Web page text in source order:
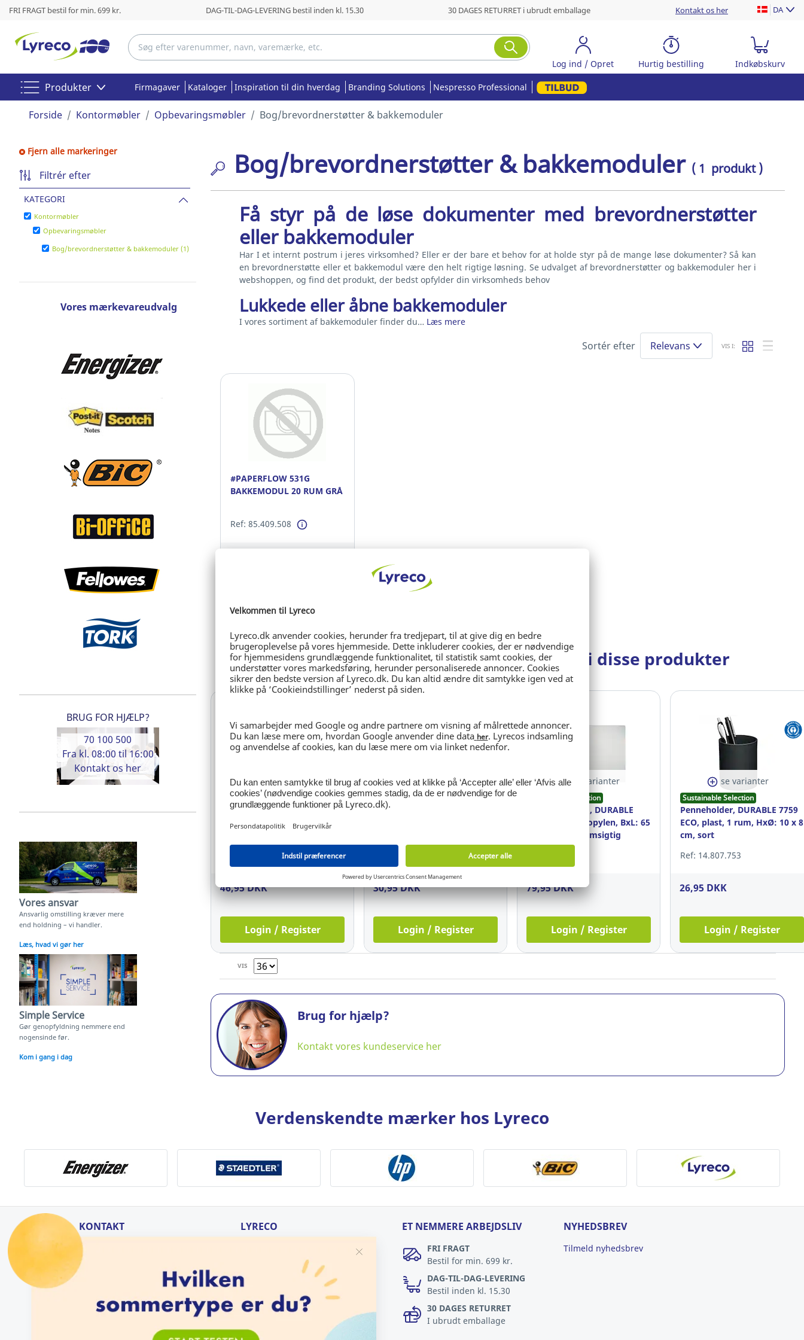
FRI FRAGT bestil for min. 699 kr. DAG-TIL-DAG-LEVERING bestil inden kl. 15.30 30 DAGES RETURRET i ubrudt emballage Kontakt os her DA
Log ind / Opret Hurtig bestilling Indkøbskurv
Produkter Firmagaver Kataloger Inspiration til din hverdag Branding Solutions Nespresso Professional
Forside Kontormøbler Opbevaringsmøbler Bog/brevordnerstøtter & bakkemoduler
Fjern alle markeringer
Filtrér efter
KATEGORI
Kontormøbler
Opbevaringsmøbler
Bog/brevordnerstøtter & bakkemoduler (1)
Vores mærkevareudvalg
BRUG FOR HJÆLP?
70 100 500
Fra kl. 08:00 til 16:00
Kontakt os her
Vores ansvar
Ansvarlig omstilling kræver mere
end holdning – vi handler.
Læs, hvad vi gør her
Simple Service
Gør genopfyldning nemmere end
nogensinde før.
Kom i gang i dag
Bog/brevordnerstøtter & bakkemoduler ( 1 produkt )
Få styr på de løse dokumenter med brevordnerstøtter
eller bakkemoduler
Har I et internt postrum i jeres virksomhed? Eller er der bare et behov for at holde styr på de mange løse dokumenter? Så kan
en brevordnerstøtte eller et bakkemodul være den helt rigtige løsning. Se udvalget af brevordnerstøtter og bakkemoduler her i
webshoppen, og find det produkt, der bedst opfylder din virksomheds behov
Lukkede eller åbne bakkemoduler
I vores sortiment af bakkemoduler finder du… Læs mere
Sortér efter Relevans VIS I:
#PAPERFLOW 531G
BAKKEMODUL 20 RUM GRÅ
Ref: 85.409.508
Du kunne også være interesseret i disse produkter
se varianter
Sustainable Selection
Tidsskriftkassette,
Exacompta 90151E, A4,
46,95 DKK
Login / Register
se varianter
Sustainable Selection
Brevbakke, Exacompta
sort
30,95 DKK
Login / Register
se varianter
Sustainable Selection
Skriveunderlag, DURABLE
712319, polypropylen, BxL: 65
x 50 cm, gennemsigtig
79,95 DKK
Login / Register
se varianter
Sustainable Selection
Penneholder, DURABLE 7759
ECO, plast, 1 rum, HxØ: 10 x 8
cm, sort
Ref: 14.807.753
26,95 DKK
Login / Register
VIS
Brug for hjælp?
Kontakt vores kundeservice her
Verdenskendte mærker hos Lyreco
KONTAKT
Spørgsmål og svar
Kontakt os her
Kundeservice: 70 100 500
kundeservice@lyreco.com
Nespresso Professional: 80 300 303
LYRECO
Kataloger
Læs om ansvarlighed
ET NEMMERE ARBEJDSLIV
FRI FRAGT
Bestil for min. 699 kr.
DAG-TIL-DAG-LEVERING
Bestil inden kl. 15.30
30 DAGES RETURRET
I ubrudt emballage
NYHEDSBREV
Tilmeld nyhedsbrev